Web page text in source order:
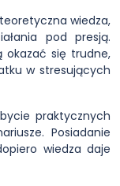
wiedza,
pod presją.
okazać się trudne,
w stresujących
praktycznych
Posiadanie
wiedza daje